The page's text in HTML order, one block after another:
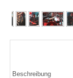
Beschreibung